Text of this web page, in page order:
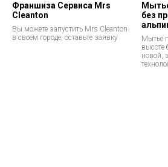
Франшиза Сервиса Mrs
Cleanton
Вы можете запустить Mrs Cleanton
в своем городе, оставьте заявку
без
Мытье
высоте
новой,